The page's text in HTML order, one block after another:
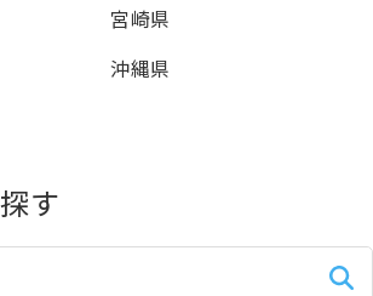
宮崎県
沖縄県
す